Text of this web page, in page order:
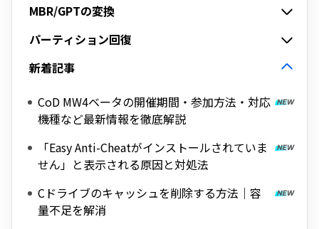
MBR/GPTの変換
パーティション回復
新着記事
CoD MW4ベータの開催期間・参加方法・対応
機種など最新情報を徹底解説
「Easy Anti-Cheatがインストールされていま
せん」と表示される原因と対処法
Cドライブのキャッシュを削除する方法｜容
量不足を解消